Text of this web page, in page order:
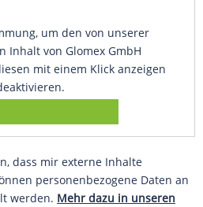
um den von unserer
Inhalt von Glomex GmbH
mit einem Klick anzeigen
dass mir externe Inhalte
personenbezogene Daten an
werden. Mehr dazu in unseren